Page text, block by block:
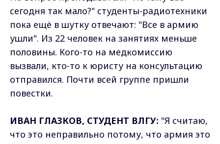
сегодня так мало?" студенты-радиотехники
пока ещё в шутку отвечают: "Все в армию
ушли". Из 22 человек на занятиях меньше
половины. Кого-то на медкомиссию
вызвали, кто-то к юристу на консультацию
отправился. Почти всей группе пришли
повестки.
ИВАН ГЛАЗКОВ, СТУДЕНТ ВЛГУ: "Я считаю,
что это неправильно потому, что армия это